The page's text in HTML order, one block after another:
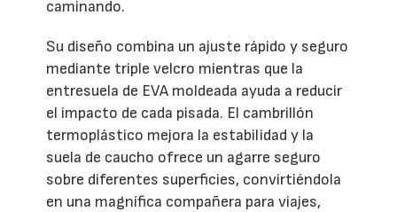
caminando.
Su diseño combina un ajuste rápido y seguro
mediante triple velcro mientras que la
entresuela de EVA moldeada ayuda a reducir
el impacto de cada pisada. El cambrillón
termoplástico mejora la estabilidad y la
suela de caucho ofrece un agarre seguro
sobre diferentes superficies, convirtiéndola
en una magnífica compañera para viajes,